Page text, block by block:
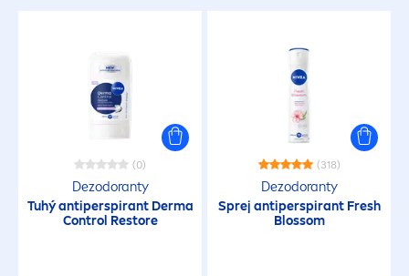
(0)
Dezodoranty
Tuhý antiperspirant Derma
Control Restore
(318)
Dezodoranty
Sprej antiperspirant Fresh
Blossom